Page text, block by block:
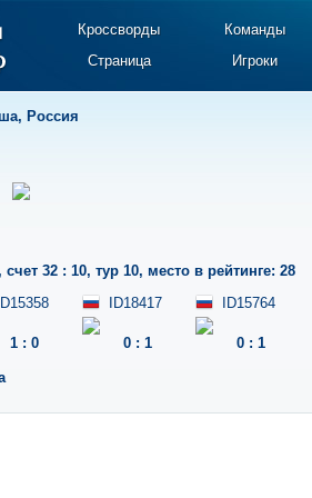
Кроссворды Команды
Страница
Игроки
, Россия
счет 32 : 10, тур 10, место в рейтинге: 28
ID15358
1 : 0
ID18417
0 : 1
ID15764
0 : 1